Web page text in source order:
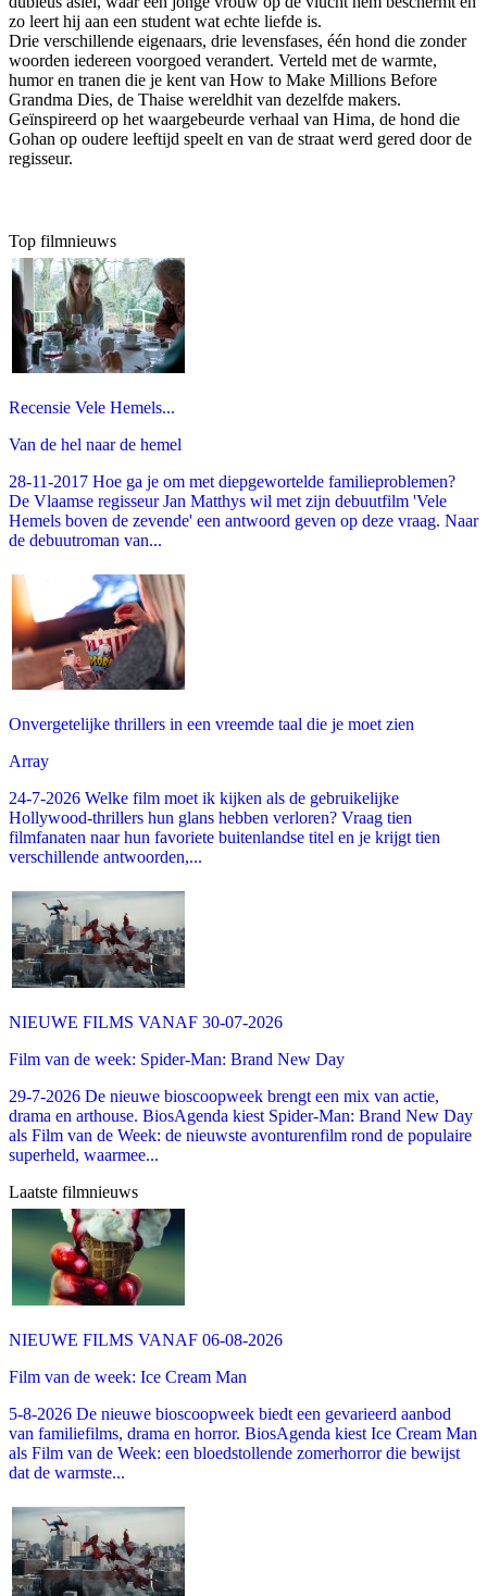
zo leert hij aan een student wat echte liefde is.
Drie verschillende eigenaars, drie levensfases, één hond die zonder
woorden iedereen voorgoed verandert. Verteld met de warmte,
humor en tranen die je kent van How to Make Millions Before
Grandma Dies, de Thaise wereldhit van dezelfde makers.
Geïnspireerd op het waargebeurde verhaal van Hima, de hond die
Gohan op oudere leeftijd speelt en van de straat werd gered door de
regisseur.
Top filmnieuws
Recensie Vele Hemels...
Van de hel naar de hemel
28-11-2017 Hoe ga je om met diepgewortelde familieproblemen?
De Vlaamse regisseur Jan Matthys wil met zijn debuutfilm 'Vele
Hemels boven de zevende' een antwoord geven op deze vraag. Naar
de debuutroman van...
Onvergetelijke thrillers in een vreemde taal die je moet zien
Array
24-7-2026 Welke film moet ik kijken als de gebruikelijke
Hollywood-thrillers hun glans hebben verloren? Vraag tien
filmfanaten naar hun favoriete buitenlandse titel en je krijgt tien
verschillende antwoorden,...
NIEUWE FILMS VANAF 30-07-2026
Film van de week: Spider-Man: Brand New Day
29-7-2026 De nieuwe bioscoopweek brengt een mix van actie,
drama en arthouse. BiosAgenda kiest Spider-Man: Brand New Day
als Film van de Week: de nieuwste avonturenfilm rond de populaire
superheld, waarmee...
Laatste filmnieuws
NIEUWE FILMS VANAF 06-08-2026
Film van de week: Ice Cream Man
5-8-2026 De nieuwe bioscoopweek biedt een gevarieerd aanbod
van familiefilms, drama en horror. BiosAgenda kiest Ice Cream Man
als Film van de Week: een bloedstollende zomerhorror die bewijst
dat de warmste...